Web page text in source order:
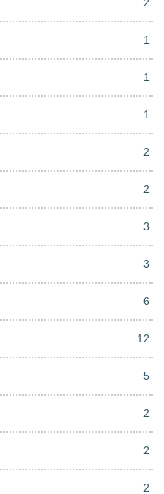
1
1
1
2
2
3
3
6
12
5
2
2
2